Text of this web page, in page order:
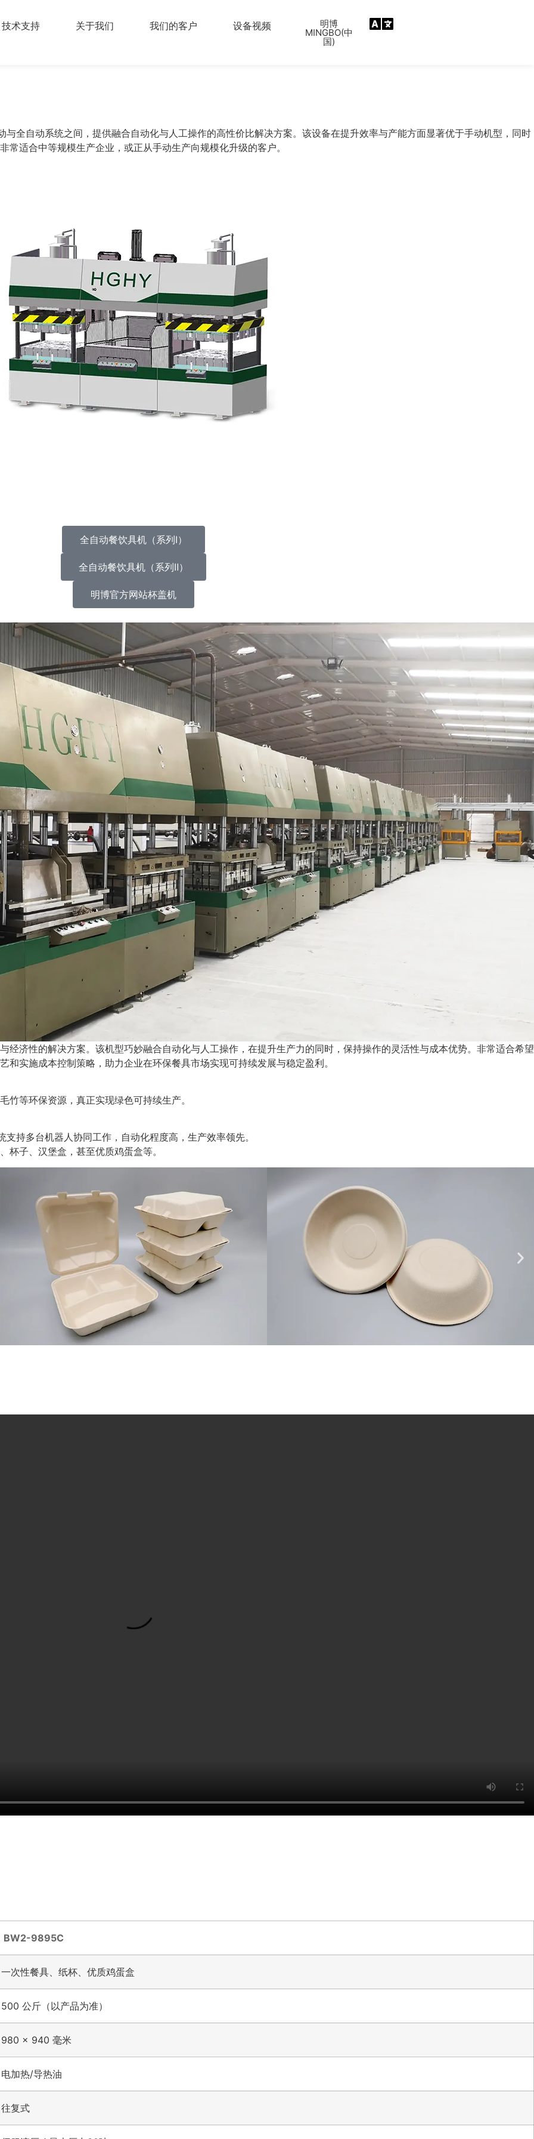
技术支持 关于我们 我们的客户 设备视频 明博
MINGBO(中
国)
全自动系统之间，提供融合自动化与人工操作的高性价比解决方案。该设备在提升效率与产能方面显著优于手动机型，同时
适合中等规模生产企业，或正从手动生产向规模化升级的客户。
全自动餐饮具机（系列Ⅰ）
全自动餐饮具机（系列Ⅱ）
明博官方网站杯盖机
经济性的解决方案。该机型巧妙融合自动化与人工操作，在提升生产力的同时，保持操作的灵活性与成本优势。非常适合希望
实施成本控制策略，助力企业在环保餐具市场实现可持续发展与稳定盈利。
等环保资源，真正实现绿色可持续生产。
持多台机器人协同工作，自动化程度高，生产效率领先。
杯子、汉堡盒，甚至优质鸡蛋盒等。
BW2-9895C
一次性餐具、纸杯、优质鸡蛋盒
500 公斤（以产品为准）
980 × 940 毫米
电加热/导热油
往复式